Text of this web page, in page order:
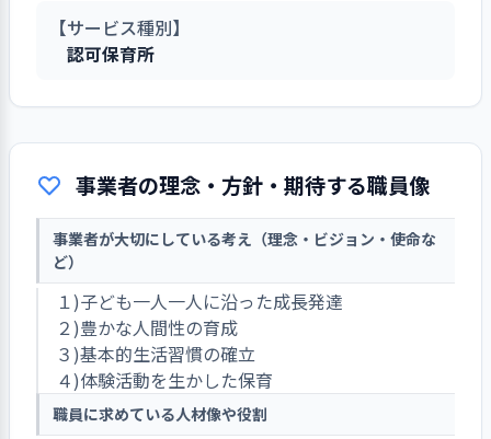
【サービス種別】
認可保育所
事業者の理念・方針・期待する職員像
事業者が大切にしている考え（理念・ビジョン・使命な
ど）
１)子ども一人一人に沿った成長発達
２)豊かな人間性の育成
３)基本的生活習慣の確立
４)体験活動を生かした保育
職員に求めている人材像や役割